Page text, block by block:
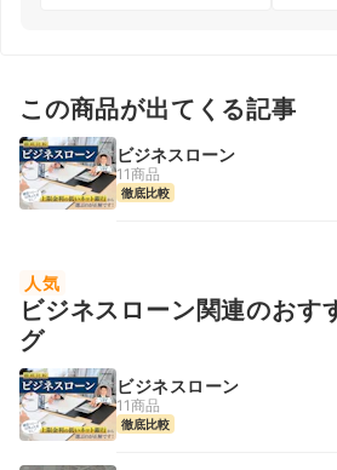
この商品が出てくる記事
ビジネスローン
11商品
徹底比較
人気
ビジネスローン関連のおす
グ
ビジネスローン
11商品
徹底比較